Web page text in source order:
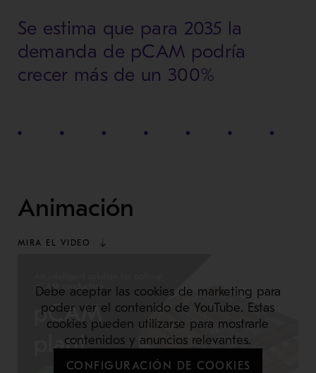
Se estima que para 2035 la
demanda de pCAM podría
crecer más de un 300%
Animación
MIRA EL VIDEO
Debe aceptar las cookies de marketing para
poder ver el contenido de YouTube. Estas
cookies pueden utilizarse para mostrarle
contenidos y anuncios relevantes.
CONFIGURACIÓN DE COOKIES